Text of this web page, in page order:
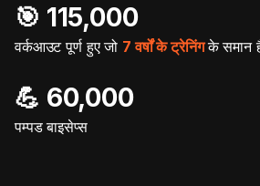
🎯️ 115,000
वर्कआउट पूर्ण हुए जो 7 वर्षों के ट्रेनिंगके समान
💪 60,000
पम्पड बाइसेप्स